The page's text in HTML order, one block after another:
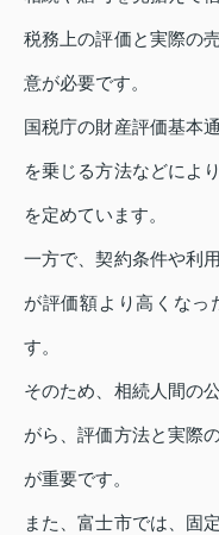
税務上の評価と実際の
意が必要です。
国税庁の財産評価基本
を乗じる方法などによ
を定めています。
一方で、契約条件や利
が評価額より高くなっ
す。
そのため、相続人間の
がら、評価方法と実際
が重要です。
また、富士市では、固